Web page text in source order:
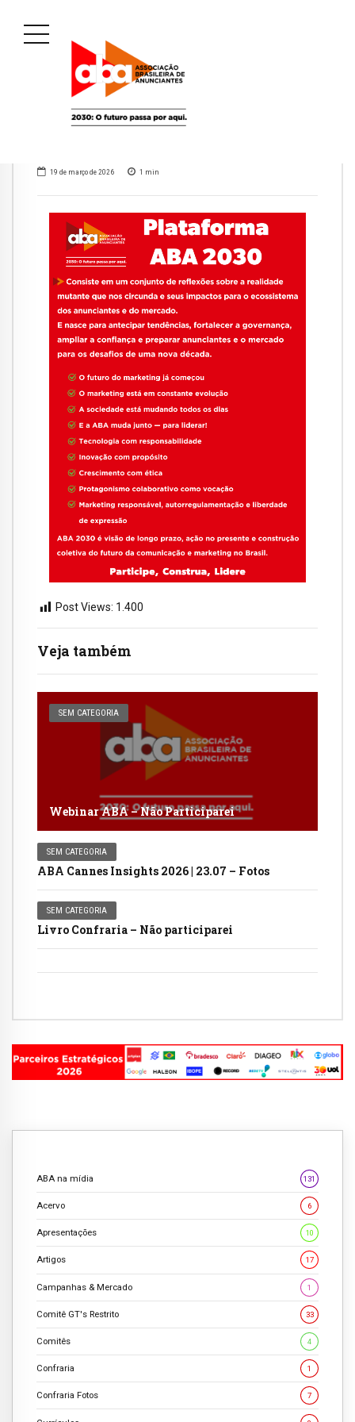
Veja também
SEM CATEGORIA
Webinar ABA – Não Participarei
SEM CATEGORIA
ABA Cannes Insights 2026 | 23.07 – Fotos
SEM CATEGORIA
Livro Confraria – Não participarei
19 de março de 2026 1 min
Post Views: 1.400
ABA na mídia 131
Acervo 6
Apresentações 10
Artigos 17
Campanhas & Mercado 1
Comitê GT's Restrito 33
Comitês 4
Confraria 1
Confraria Fotos 7